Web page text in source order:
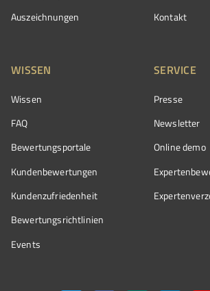
Auszeichnungen
Kontakt
WISSEN
Wissen
FAQ
Bewertungsportale
Kundenbewertungen
Kundenzufriedenheit
Bewertungs­richtlinien
Events
SERVICE
Presse
Newsletter
Online demo